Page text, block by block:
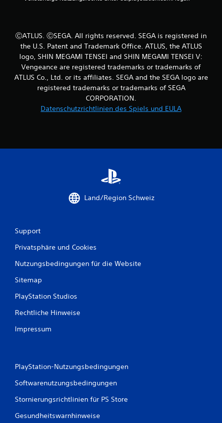
ⒸATLUS. ⒸSEGA. All rights reserved. SEGA is registered in
the U.S. Patent and Trademark Office. ATLUS, the ATLUS
logo, SHIN MEGAMI TENSEI and SHIN MEGAMI TENSEI V:
Vengeance are registered trademarks or trademarks of
ATLUS Co., Ltd. or its affiliates. SEGA and the SEGA logo are
registered trademarks or trademarks of SEGA
CORPORATION.
Datenschutzrichtlinien des Spiels und EULA
Land/Region Schweiz
Support
Privatsphäre und Cookies
Nutzungsbedingungen für die Website
Sitemap
PlayStation Studios
Rechtliche Hinweise
Impressum
PlayStation-Nutzungsbedingungen
Softwarenutzungsbedingungen
Stornierungsrichtlinien für PS Store
Gesundheitswarnhinweise